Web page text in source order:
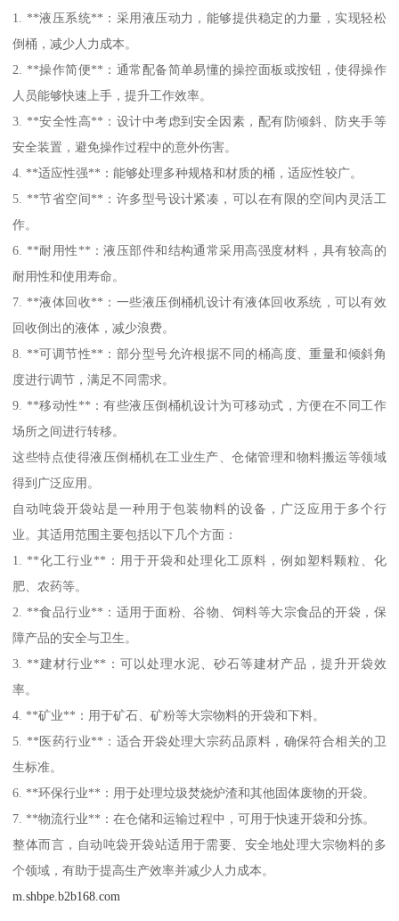
1. **液压系统**：采用液压动力，能够提供稳定的力量，实现轻松
倒桶，减少人力成本。
2. **操作简便**：通常配备简单易懂的操控面板或按钮，使得操作
人员能够快速上手，提升工作效率。
3. **安全性高**：设计中考虑到安全因素，配有防倾斜、防夹手等
安全装置，避免操作过程中的意外伤害。
4. **适应性强**：能够处理多种规格和材质的桶，适应性较广。
5. **节省空间**：许多型号设计紧凑，可以在有限的空间内灵活工
作。
6. **耐用性**：液压部件和结构通常采用高强度材料，具有较高的
耐用性和使用寿命。
7. **液体回收**：一些液压倒桶机设计有液体回收系统，可以有效
回收倒出的液体，减少浪费。
8. **可调节性**：部分型号允许根据不同的桶高度、重量和倾斜角
度进行调节，满足不同需求。
9. **移动性**：有些液压倒桶机设计为可移动式，方便在不同工作
场所之间进行转移。
这些特点使得液压倒桶机在工业生产、仓储管理和物料搬运等领域
得到广泛应用。
自动吨袋开袋站是一种用于包装物料的设备，广泛应用于多个行
业。其适用范围主要包括以下几个方面：
1. **化工行业**：用于开袋和处理化工原料，例如塑料颗粒、化
肥、农药等。
2. **食品行业**：适用于面粉、谷物、饲料等大宗食品的开袋，保
障产品的安全与卫生。
3. **建材行业**：可以处理水泥、砂石等建材产品，提升开袋效
率。
4. **矿业**：用于矿石、矿粉等大宗物料的开袋和下料。
5. **医药行业**：适合开袋处理大宗药品原料，确保符合相关的卫
生标准。
6. **环保行业**：用于处理垃圾焚烧炉渣和其他固体废物的开袋。
7. **物流行业**：在仓储和运输过程中，可用于快速开袋和分拣。
整体而言，自动吨袋开袋站适用于需要、安全地处理大宗物料的多
个领域，有助于提高生产效率并减少人力成本。
m.shbpe.b2b168.com